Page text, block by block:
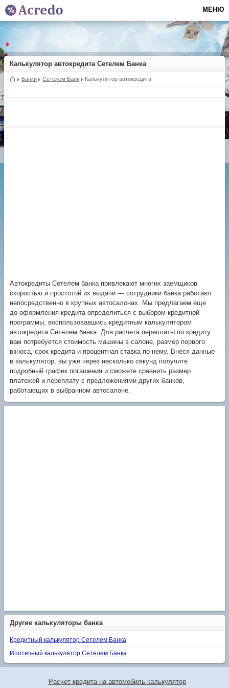
Калькулятор автокредита Сетелем Банка
Банки Сетелем Банк Калькулятор автокредита
Автокредиты Сетелем банка привлекают многих заемщиков
скоростью и простотой их выдачи — сотрудники банка работают
непосредственно в крупных автосалонах. Мы предлагаем еще
до оформления кредита определиться с выбором кредитной
программы, воспользовавшись кредитным калькулятором
автокредита Сетелем банка. Для расчета переплаты по кредиту
вам потребуется стоимость машины в салоне, размер первого
взноса, срок кредита и процентная ставка по нему. Внеся данные
в калькулятор, вы уже через несколько секунд получите
подробный график погашения и сможете сравнить размер
платежей и переплату с предложениями других банков,
работающих в выбранном автосалоне.
Другие калькуляторы банка
Кредитный калькулятор Сетелем Банка
Ипотечный калькулятор Сетелем Банка
МЕНЮ
Расчет кредита на автомобиль калькулятор